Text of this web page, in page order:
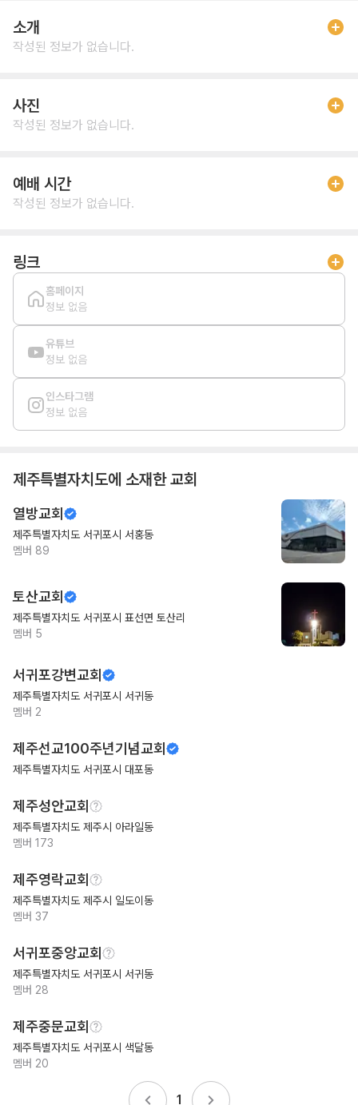
소개
작성된 정보가 없습니다.
사진
작성된 정보가 없습니다.
예배 시간
작성된 정보가 없습니다.
링크
홈페이지
정보 없음
유튜브
정보 없음
인스타그램
정보 없음
제주특별자치도에 소재한 교회
열방교회
제주특별자치도 서귀포시 서홍동
멤버 89
토산교회
제주특별자치도 서귀포시 표선면 토산리
멤버 5
서귀포강변교회
제주특별자치도 서귀포시 서귀동
멤버 2
제주선교100주년기념교회
제주특별자치도 서귀포시 대포동
제주성안교회
제주특별자치도 제주시 아라일동
멤버 173
제주영락교회
제주특별자치도 제주시 일도이동
멤버 37
서귀포중앙교회
제주특별자치도 서귀포시 서귀동
멤버 28
제주중문교회
제주특별자치도 서귀포시 색달동
멤버 20
1